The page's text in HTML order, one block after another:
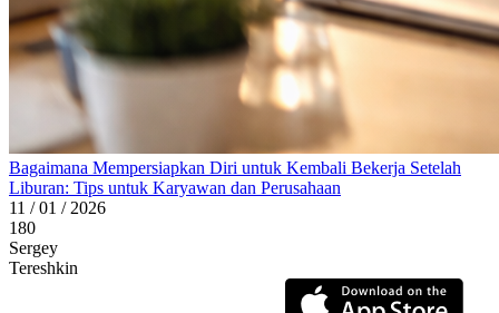
Bagaimana Mempersiapkan Diri untuk Kembali Bekerja Setelah
Liburan: Tips untuk Karyawan dan Perusahaan
11 / 01 / 2026
180
Sergey
Tereshkin